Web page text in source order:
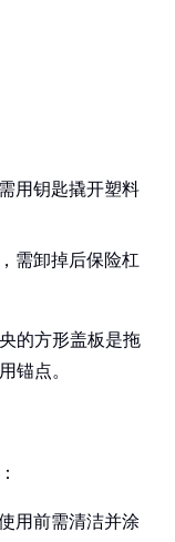
用钥匙撬开塑料
需卸掉后保险杠
的方形盖板是拖
锚点。
用前需清洁并涂